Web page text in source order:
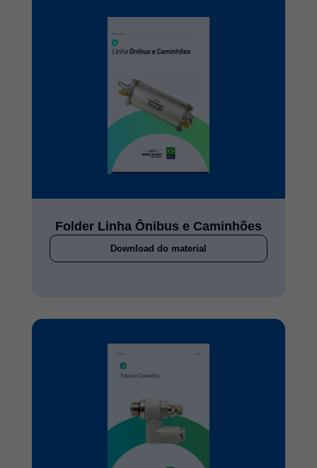
Folder Linha Ônibus e Caminhões
Download do material